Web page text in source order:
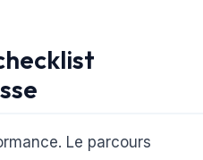
Le parcours